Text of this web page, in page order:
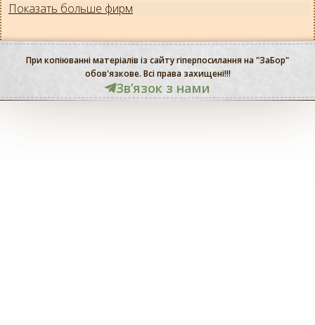
Показать больше фирм
При копіюванні матеріалів із сайту гіперпосилання на "ЗаБор"
обов'язкове. Всі права захищені!!!
Звʼязок з нами